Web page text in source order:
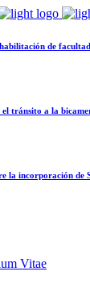
de
tránsito a la
la incorporación de
Vitae​